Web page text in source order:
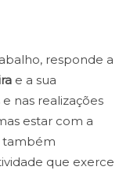
responde a
e a sua
nas realizações
estar com a
também
que exerce